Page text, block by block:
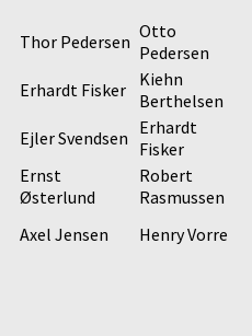
Thor Pedersen Otto
Pedersen
Erhardt Fisker
Kiehn
Berthelsen
Ejler Svendsen Erhardt
Fisker
Ernst
Østerlund
Robert
Rasmussen
Axel Jensen
Henry Vorre